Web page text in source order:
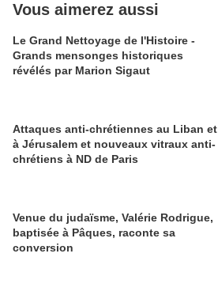
Vous aimerez aussi
Le Grand Nettoyage de l'Histoire -
Grands mensonges historiques
révélés par Marion Sigaut
Attaques anti-chrétiennes au Liban et
à Jérusalem et nouveaux vitraux anti-
chrétiens à ND de Paris
Venue du judaïsme, Valérie Rodrigue,
baptisée à Pâques, raconte sa
conversion